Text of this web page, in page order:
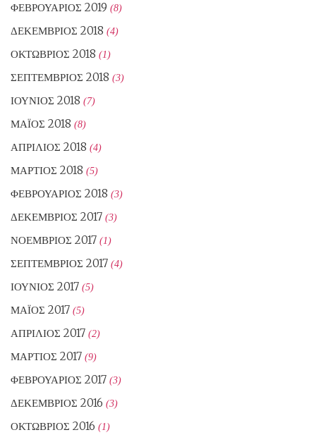
ΦΕΒΡΟΥΆΡΙΟΣ 2019 (8)
ΔΕΚΈΜΒΡΙΟΣ 2018 (4)
ΟΚΤΏΒΡΙΟΣ 2018 (1)
ΣΕΠΤΈΜΒΡΙΟΣ 2018 (3)
ΙΟΎΝΙΟΣ 2018 (7)
ΜΆΙΟΣ 2018 (8)
ΑΠΡΊΛΙΟΣ 2018 (4)
ΜΆΡΤΙΟΣ 2018 (5)
ΦΕΒΡΟΥΆΡΙΟΣ 2018 (3)
ΔΕΚΈΜΒΡΙΟΣ 2017 (3)
ΝΟΈΜΒΡΙΟΣ 2017 (1)
ΣΕΠΤΈΜΒΡΙΟΣ 2017 (4)
ΙΟΎΝΙΟΣ 2017 (5)
ΜΆΙΟΣ 2017 (5)
ΑΠΡΊΛΙΟΣ 2017 (2)
ΜΆΡΤΙΟΣ 2017 (9)
ΦΕΒΡΟΥΆΡΙΟΣ 2017 (3)
ΔΕΚΈΜΒΡΙΟΣ 2016 (3)
ΟΚΤΏΒΡΙΟΣ 2016 (1)